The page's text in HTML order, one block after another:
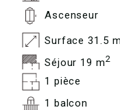
Ascenseur
Surface 31.5 m
Séjour 19 m2
1 pièce
1 balcon